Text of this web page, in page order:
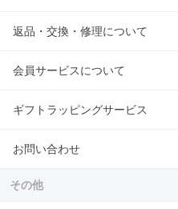
返品・交換・修理について
会員サービスについて
ギフトラッピングサービス
お問い合わせ
その他